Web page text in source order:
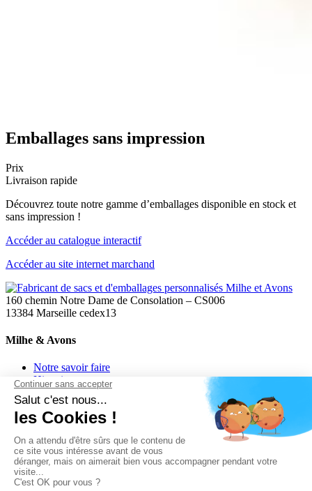
Emballages sans impression
Prix
Livraison rapide
Découvrez toute notre gamme d’emballages disponible en stock et
sans impression !
Accéder au catalogue interactif
Accéder au site internet marchand
160 chemin Notre Dame de Consolation – CS006
13384 Marseille cedex13
Milhe & Avons
Notre savoir faire
Historique
Engagements et certifications
Entreposage
Nouvelle Info-tri
Actualités
Notre boutique en ligne
Nos catalogues
Contact